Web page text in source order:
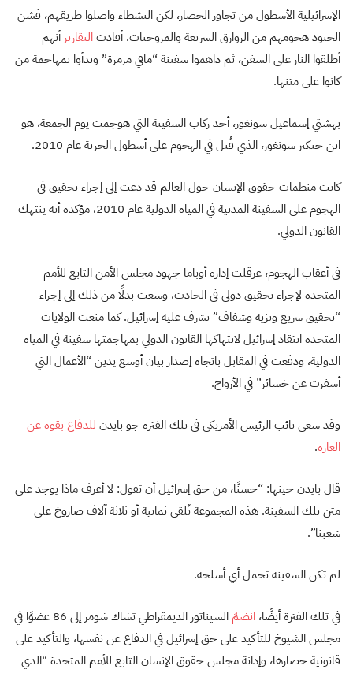
الإسرائيلية الأسطول من تجاوز الحصار، لكن النشطاء واصلوا طريقهم، فشن
الجنود هجومهم من الزوارق السريعة والمروحيات. أفادتالتقارير أنهم
أطلقوا النار على السفن، ثم داهموا سفينة “مافي مرمرة” وبدأوا بمهاجمة من
كانوا على متنها.
بهشتي إسماعيل سونغور، أحد ركاب السفينة التي هوجمت يوم الجمعة، هو
ابن جنكيز سونغور، الذي قُتل في الهجوم على أسطول الحرية عام 2010.
كانت منظمات حقوق الإنسان حول العالم قد دعت إلى إجراء تحقيق في
الهجوم على السفينة المدنية في المياه الدولية عام 2010، مؤكدة أنه ينتهك
القانون الدولي.
في أعقاب الهجوم، عرقلت إدارة أوباما جهود مجلس الأمن التابع للأمم
المتحدة لإجراء تحقيق دولي في الحادث، وسعت بدلًا من ذلك إلى إجراء
“تحقيق سريع ونزيه وشفاف” تشرف عليه إسرائيل. كما منعت الولايات
المتحدة انتقاد إسرائيل لانتهاكها القانون الدولي بمهاجمتها سفينة في المياه
الدولية، ودفعت في المقابل باتجاه إصدار بيان أوسع يدين “الأعمال التي
أسفرت عن خسائر” في الأرواح.
وقد سعى نائب الرئيس الأمريكي في تلك الفترة جو بايدن للدفاع بقوة عن
الغارة.
قال بايدن حينها: “حسنًا، من حق إسرائيل أن تقول: لا أعرف ماذا يوجد على
متن تلك السفينة. هذه المجموعة تُلقي ثمانية أو ثلاثة آلاف صاروخ على
شعبنا”.
لم تكن السفينة تحمل أي أسلحة.
في تلك الفترة أيضًا، انضمّ
السيناتور الديمقراطي تشاك شومر إلى 86 عضوًا في
مجلس الشيوخ للتأكيد على حق إسرائيل في الدفاع عن نفسها، والتأكيد على
قانونية حصارها، وإدانة مجلس حقوق الإنسان التابع للأمم المتحدة “الذي